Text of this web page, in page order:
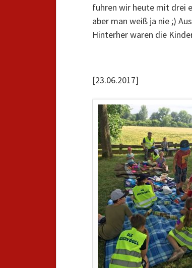
fuhren wir heute mit drei
aber man weiß ja nie ;)
Hinterher waren die
[23.06.2017]